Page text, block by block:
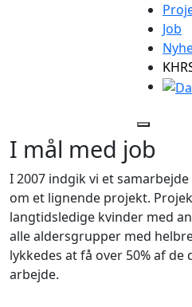
Job
I mål med job
I 2007 indgik vi et
om et lignende projekt.
langtidsledige kvinder med
alle aldersgrupper med
lykkedes at få over 50% af
arbejde.